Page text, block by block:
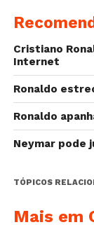
Cristiano
Internet
Ronaldo
Ronaldo
Neymar pode
TÓPICOS
Mais em